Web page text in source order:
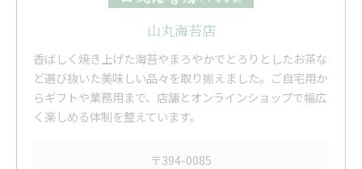
山丸海苔店
香ばしく焼き上げた海苔やまろやかでとろりとしたお茶な
ど選び抜いた美味しい品々を取り揃えました。ご自宅用か
らギフトや業務用まで、店舗とオンラインショップで幅広
く楽しめる体制を整えています。
〒394-0085